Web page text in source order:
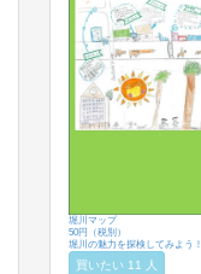
堀川マップ
50円（税別）
堀川の魅力を探検してみよう！
買いたい 11 人